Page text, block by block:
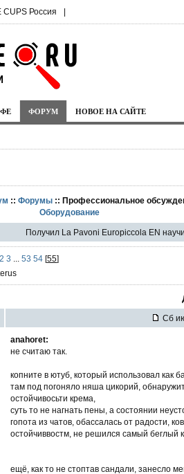
CUPS Россия |
ФОРУМ НОВОЕ НА САЙТЕ
::Форумы :: Профессиональное
Оборудование
Получил La Pavoni Europiccola EN
2 3 53 54 [55]
Сб
anahoret:
не считаю так.
копните в ютуб, который использовал как
там под погоняло няша цикорий,
остойчивосьти крема,
суть то не нагнать пены, а состоянии
гопота из чатов, обассалась от радости,
остойчиввостм, не решился самый беглый
ещё, как то не стоптав сандали, занесло